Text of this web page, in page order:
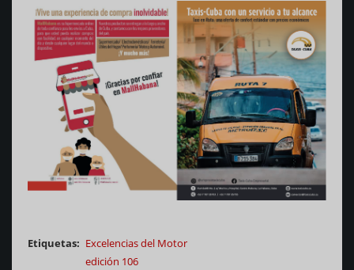
Etiquetas
Excelencias del Motor
edición 106